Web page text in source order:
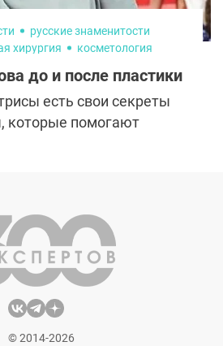
Именно такие
носа – одно из
работы известного
хирурга,
наук Тиграна
Алексаняна.
русские знаменитости
хирургия
косметология
до и после пластики
есть свои секреты
которые помогают
мимике? — Сейчас
расскажем.
© 2014-2026